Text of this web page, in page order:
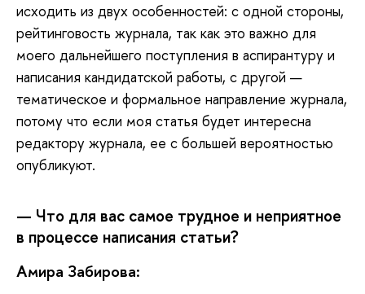
исходить из двух особенностей: с одной стороны,
рейтинговость журнала, так как это важно для
моего дальнейшего поступления в аспирантуру и
написания кандидатской работы, с другой —
тематическое и формальное направление журнала,
потому что если моя статья будет интересна
редактору журнала, ее с большей вероятностью
опубликуют.
— Что для вас самое трудное и неприятное
в процессе написания статьи?
Амира Забирова: